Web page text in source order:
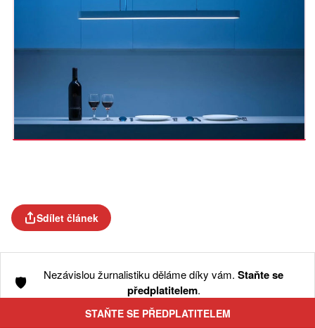
Sdílet článek
🛡️ Nezávislou žurnalistiku děláme díky vám. Staňte se
předplatitelem.
STAŇTE SE PŘEDPLATITELEM